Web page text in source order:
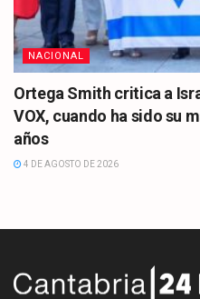
NACIONAL
Ortega Smith critica a
VOX, cuando ha sido su
años
4 DE AGOSTO DE 2026